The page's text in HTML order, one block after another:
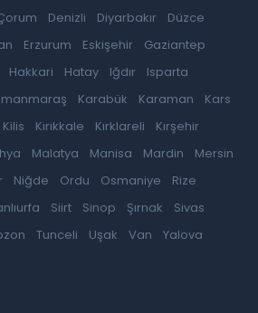
Denizli Diyarbakır
Düzce
Erzurum Eskişehir
Gaziantep
Hakkari Hatay Iğdır
Isparta
Karabük Karaman
Kars
Kilis Kırıkkale Kırklareli
Kırşehir
Malatya Manisa Mardin
Mersin
Niğde Ordu Osmaniye
Rize
Siirt Sinop Şırnak
Sivas
Tunceli Uşak Van
Yalova